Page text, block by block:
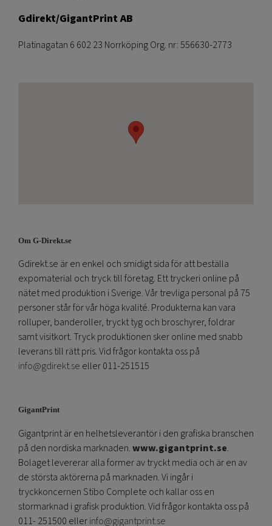
Gdirekt/GigantPrint AB
Platinagatan 6 602 23 Norrköping Org. nr: 556630-2773
Om G-Direkt.se
Gdirekt.se är en enkel och smidigt sida för att beställa
expomaterial och tryck till företag. Ett tryckeri online på
nätet med produktion i Sverige. Vår trevliga personal på 75
personer står för vår höga kvalité. Produkterna kan vara
rolluper, banderoller, tryckt tyg och broschyrer, foldrar
samt visitkort. Tryck produktionen sker online med snabb
leverans till rätt pris. Vid frågor kontakta oss på
info@gdirekt.se eller 011-251515
GigantPrint
Gigantprint är en helhetsleverantör i den grafiska branschen
på den nordiska marknaden.www.gigantprint.se.
Bolaget levererar alla former av tryckt media och är en av
de största aktörerna på marknaden. Vi ingår i
tryckkoncernen Stibo Complete och kallar oss en
stormarknad i grafisk produktion. Vid frågor kontakta oss på
011- 251500 ellerinfo@gigantprint.se